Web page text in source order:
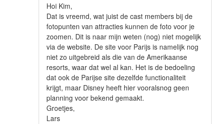
Hoi Kim,
Dat is vreemd, wat juist de cast members bij de
fotopunten van attracties kunnen de foto voor je
zoomen. Dit is naar mijn weten (nog) niet mogelijk
via de website. De site voor Parijs is namelijk nog
niet zo uitgebreid als die van de Amerikaanse
resorts, waar dat wel al kan. Het is de bedoeling
dat ook de Parijse site dezelfde functionaliteit
krijgt, maar Disney heeft hier vooralsnog geen
planning voor bekend gemaakt.
Groetjes,
Lars